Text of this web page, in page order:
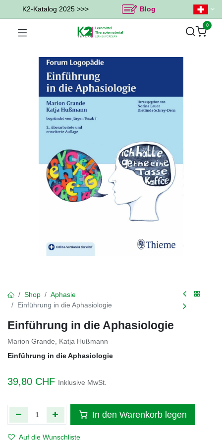
K2-Katalog 2025 >>> Blog
0
Shop
Aphasie
Einführung in die Aphasiologie
Einführung in die Aphasiologie
Marion Grande, Katja Hußmann
Einführung in die Apha​siologie
39,80 CHF Inklusive MwSt.
In den Warenkorb legen
Auf die Wunschliste